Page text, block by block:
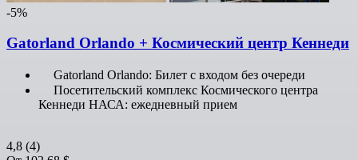
-5%
Gatorland Orlando + Космический центр Кеннеди
Gatorland Orlando: Билет с входом без очереди
Посетительский комплекс Космического центра
Кеннеди НАСА: ежедневный прием
4,8 (4)